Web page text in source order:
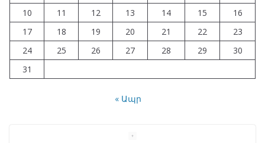
10
11 12 13 14 15
16
17
18 19 20 21 22
23
24
25 26 27 28 29
30
31
« Ապր